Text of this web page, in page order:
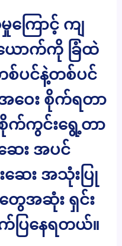
ကြောင့် ကျ
ောက်ကို ခြံထဲ
စ်ပင်နဲ့တစ်ပင်
ေး စိုက်ရတာ
စိုက်ကွင်းရွေ့တာ
ေး အပင်
ဆေး အသုံးပြု
ေအဆုံး ရှင်း
ပြနေရတယ်။